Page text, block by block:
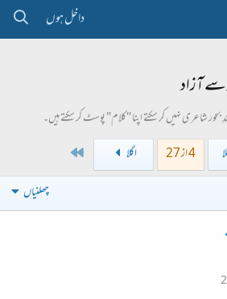
داخل ہوں
آزاد
شاعری نہیں کر سکتے اپنا "کلام" پوسٹ کر سکتے ہیں۔
4 از 27 اگلا
چھلنیاں